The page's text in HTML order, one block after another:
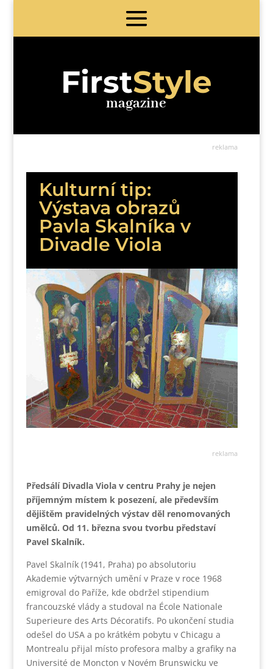
FirstStyle
magazine
reklama
Kulturní tip:
Výstava obrazů
Pavla Skalníka v
Divadle Viola
reklama
Předsálí Divadla Viola v centru Prahy je nejen
příjemným místem k posezení, ale především
dějištěm pravidelných výstav děl renomovaných
umělců. Od 11. března svou tvorbu představí
Pavel Skalník.
Pavel Skalník (1941, Praha) po absolutoriu
Akademie výtvarných umění v Praze v roce 1968
emigroval do Paříže, kde obdržel stipendium
francouzské vlády a studoval na École Nationale
Superieure des Arts Décoratifs. Po ukončení studia
odešel do USA a po krátkém pobytu v Chicagu a
Montrealu přijal místo profesora malby a grafiky na
Université de Moncton v Novém Brunswicku ve